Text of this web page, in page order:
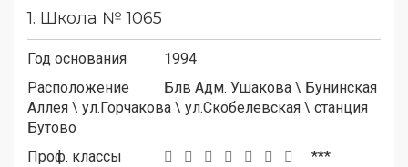
1. Школа № 1065
Год основания
1994
Расположение
Блв Адм. Ушакова \ Бунинская
Аллея \ ул.Горчакова \ ул.Скобелевская \ станция
Бутово
Проф. классы
***